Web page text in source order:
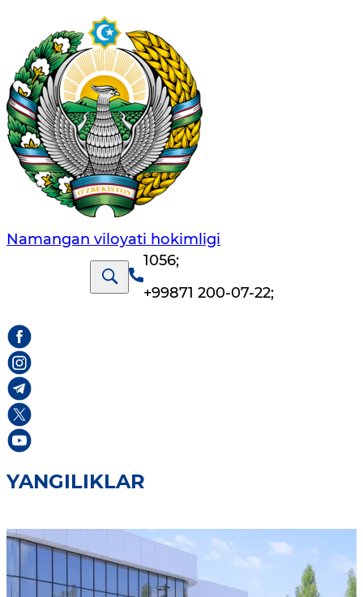
Namangan vilоyati hоkimligi
1056;
+99871 200-07-22;
YANGILIKLAR